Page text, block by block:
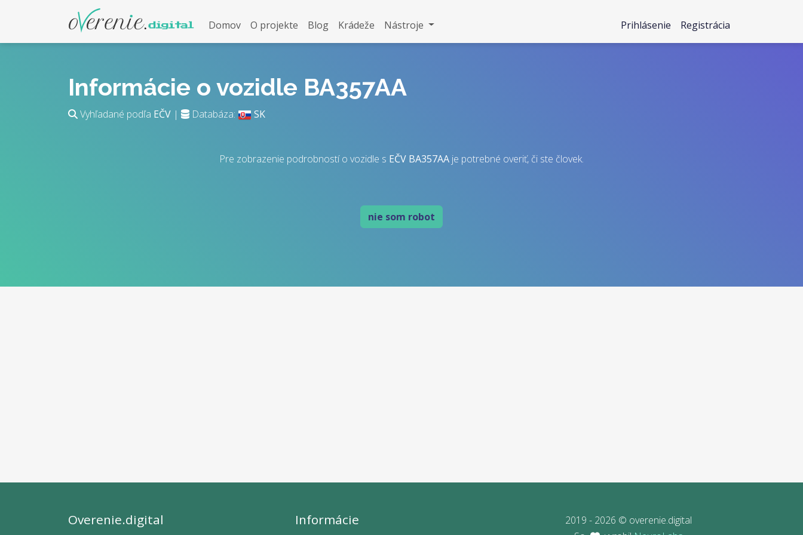
Domov O projekte Blog Krádeže Nástroje Prihlásenie Registrácia
Informácie o vozidle BA357AA
Vyhľadané podľa EČV | Databáza: SK
Pre zobrazenie podrobností o vozidle s EČV BA357AA je potrebné overiť, či ste človek.
nie som robot
Overenie.digital Informácie
2019 - 2026 © overenie.digital